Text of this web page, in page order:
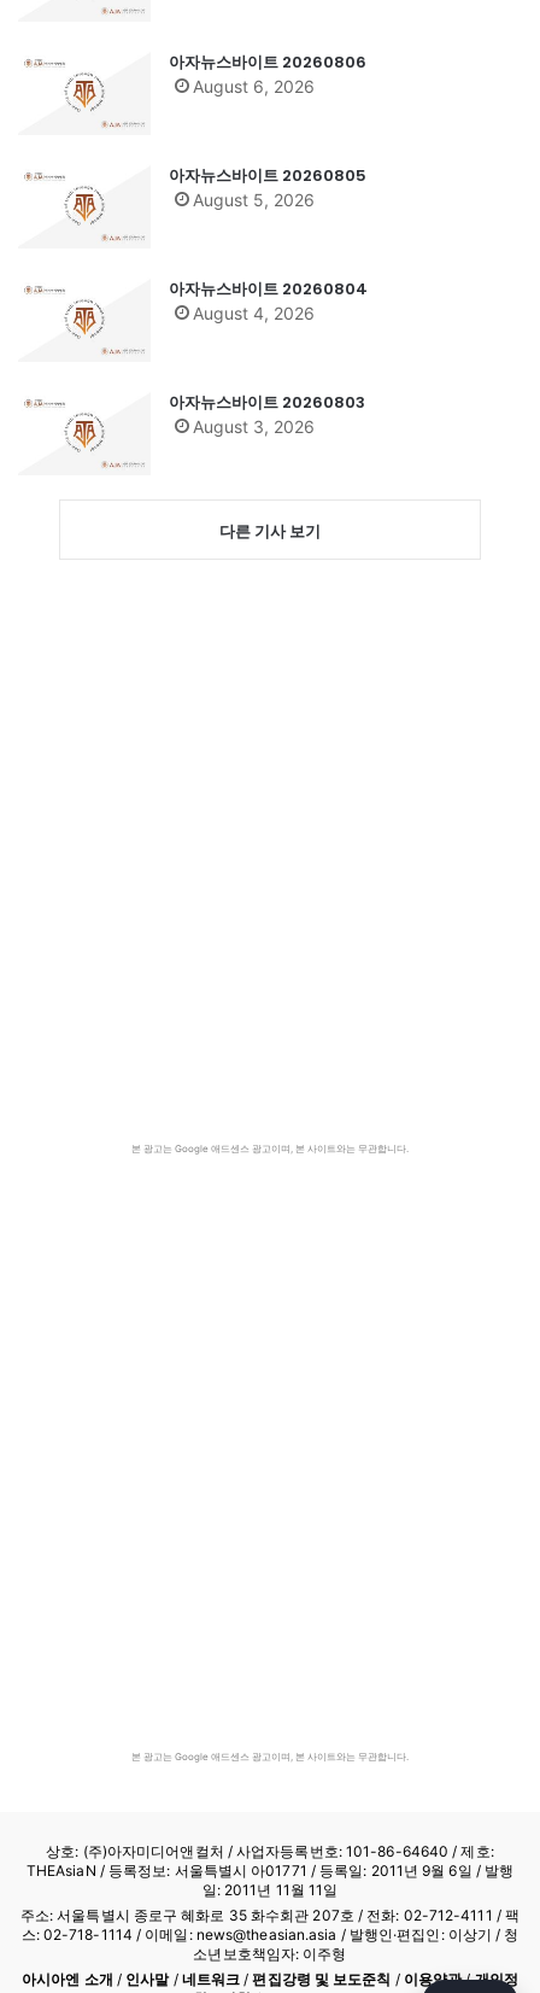
아자뉴스바이트 20260806
August 6, 2026
아자뉴스바이트 20260805
August 5, 2026
아자뉴스바이트 20260804
August 4, 2026
아자뉴스바이트 20260803
August 3, 2026
다른 기사 보기
본 광고는 Google 애드센스 광고이며, 본 사이트와는 무관합니다.
본 광고는 Google 애드센스 광고이며, 본 사이트와는 무관합니다.
상호: (주)아자미디어앤컬처 /사업자등록번호: 101-86-64640 / 제호:
THEAsiaN / 등록정보: 서울특별시 아01771 / 등록일: 2011년 9월 6일 / 발행
일: 2011년 11월 11일
주소: 서울특별시 종로구 혜화로 35 화수회관 207호 / 전화: 02-712-4111 / 팩
스: 02-718-1114 / 이메일: news@theasian.asia / 발행인·편집인: 이상기 / 청
소년보호책임자: 이주형
아시아엔 소개 / 인사말/ 네트워크 /편집강령 및 보도준칙 / 이용약관/개인정